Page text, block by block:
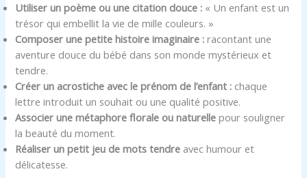
Utiliser un poème ou une citation douce : « Un enfant est un
trésor qui embellit la vie de mille couleurs. »
Composer une petite histoire imaginaire :racontant une
aventure douce du bébé dans son monde mystérieux et
tendre.
Créer un acrostiche avec le prénom de l’enfant : chaque
lettre introduit un souhait ou une qualité positive.
Associer une métaphore florale ou naturellepour souligner
la beauté du moment.
Réaliser un petit jeu de mots tendre avec humour et
délicatesse.